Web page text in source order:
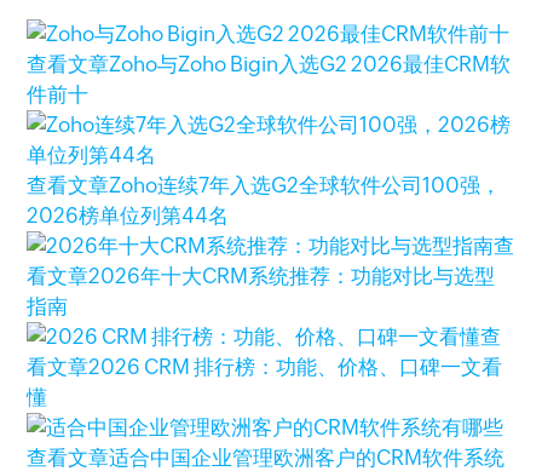
查看文章Zoho与Zoho Bigin入选G2 2026最佳CRM软
件前十
查看文章Zoho连续7年入选G2全球软件公司100强，
2026榜单位列第44名
查
看文章2026年十大CRM系统推荐：功能对比与选型
指南
查
看文章2026 CRM 排行榜：功能、价格、口碑一文看
懂
查看文章适合中国企业管理欧洲客户的CRM软件系统